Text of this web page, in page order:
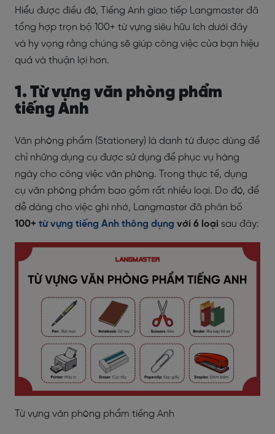
Hiểu được điều đó, Tiếng Anh giao tiếp Langmaster đã
tổng hợp trọn bộ 100+ từ vựng siêu hữu ích dưới đây
và hy vọng rằng chúng sẽ giúp công việc của bạn hiệu
quả và thuận lợi hơn.
1. Từ vựng văn phòng phẩm
tiếng Anh
Văn phòng phẩm (Stationery) là danh từ được dùng để
chỉ những dụng cụ được sử dụng để phục vụ hàng
ngày cho công việc văn phòng. Trong thực tế, dụng
cụ văn phòng phẩm bao gồm rất nhiều loại. Do đó, để
dễ dàng cho việc ghi nhớ, Langmaster đã phân bố
100+ từ vựng tiếng Anh thông dụng với 6 loại sau đây:
Từ vựng văn phòng phẩm tiếng Anh